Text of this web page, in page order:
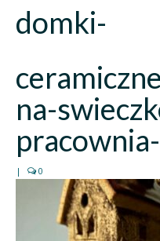
Sklep
Kim jesteśmy?
Kontakt
Deutsch
domki-
na-
| 0